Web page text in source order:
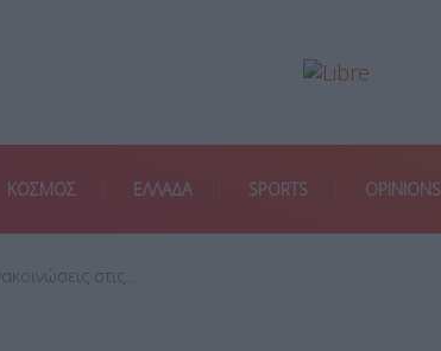
ΚΟΣΜΟΣ ΕΛΛΑΔΑ SPORTS OPINIONS
στις…